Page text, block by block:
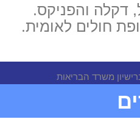
דקלה והפניקס.
חולים לאומית.